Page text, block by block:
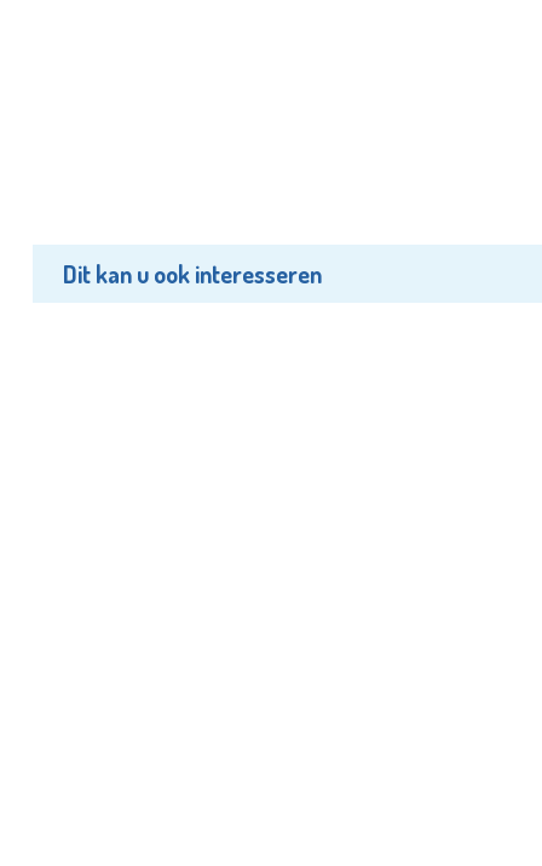
Dit kan u ook interesseren